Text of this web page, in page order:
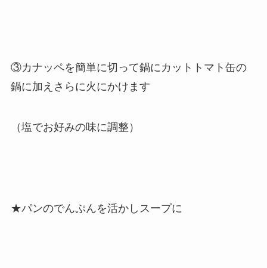
③カナッペを簡単に切って鍋にカットトマト缶の
鍋に加えさらに火にかけます
（塩でお好みの味に調整）
★パンのでんぷんを活かしスープに